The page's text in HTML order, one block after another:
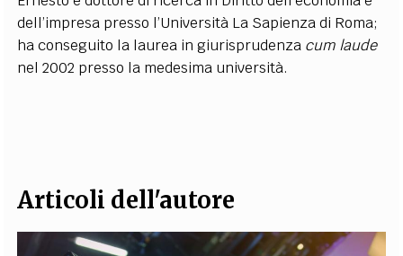
dell’impresa presso l’Università La Sapienza di Roma;
ha conseguito la laurea in giurisprudenza cum laude
nel 2002 presso la medesima università.
Articoli dell'autore